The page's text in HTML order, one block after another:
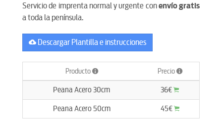
Servicio de imprenta normal y urgente conenvío gratis
a toda la península.
Descargar Plantilla e instrucciones
Producto Precio
Peana Acero 30cm 36€
Peana Acero 50cm 45€